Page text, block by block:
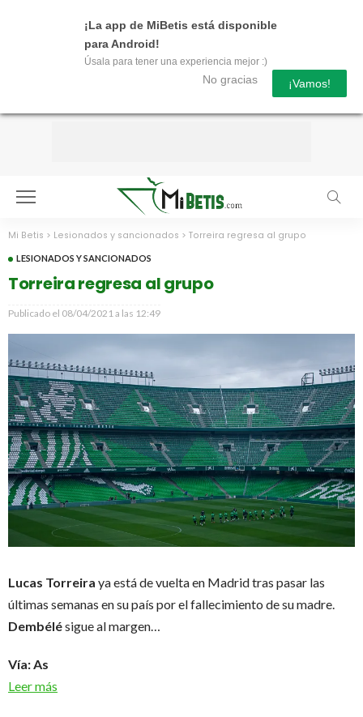
¡La app de MiBetis está disponible
para Android!
Úsala para tener una experiencia mejor :)
No gracias ¡Vamos!
Mi Betis > Lesionados y sancionados > Torreira regresa al grupo
LESIONADOS Y SANCIONADOS
Torreira regresa al grupo
Publicado el 08/04/2021 a las 12:49
Lucas Torreira ya está de vuelta en Madrid tras pasar las
últimas semanas en su país por el fallecimiento de su madre.
Dembélésigue al margen…
Vía: As
Leer más